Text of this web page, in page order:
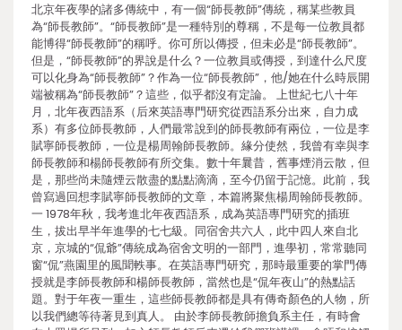
北京年夜學的諸多傳統中，有一個“師長教師”傳統，稱某些教員
為“師長教師”。“師長教師”是一種特別的尊稱，不是每一位教員都
能博得“師長教師”的稱呼。你可所以傳授，但未必是“師長教師”。
但是，“師長教師”的界說是什么？一位教員或傳授，到達什么尺度
可以化身為“師長教師”？作為一位“師長教師”，他/她在什么時辰開
端被稱為“師長教師”？這些，似乎都沒有定論。 上世紀七八十年
月，北年夜西語系（后來英語專門研究從西語系分出來，自力成
系）有多位師長教師，人們最常說到的師長教師有兩位，一位是李
賦寧師長教師，一位是楊周翰師長教師。緣分使然，我曾有幸與李
師長教師和楊師長教師有所交集。數十年曩昔，舊事煙消云散，但
是，那些尚未隨煙云散盡的點點滴滴，至今仍留于記憶。此前，我
曾寫過回想李賦寧師長教師的文章，本篇將聚焦楊周翰師長教師。
一 1978年秋，我考進北年夜西語系，成為英語專門研究的插班
生，拔出早半年進學的七七級。同宿舍共六人，此中四人來自北
京，京城的“侃爺”傳統成為宿舍文明的一部門，進學初，常常聽同
窗“侃”燕園里的風聞軼事。在英語專門研究，那時最重要的掌門傳
授就是李師長教師和楊師長教師，當然也是“侃年夜山”的熱點話
題。對于年夜一重生，這些師長教師都是具有傳奇顏色的人物，所
以我們總等待著見到真人。 由於李師長教師擔負系主任，有時會